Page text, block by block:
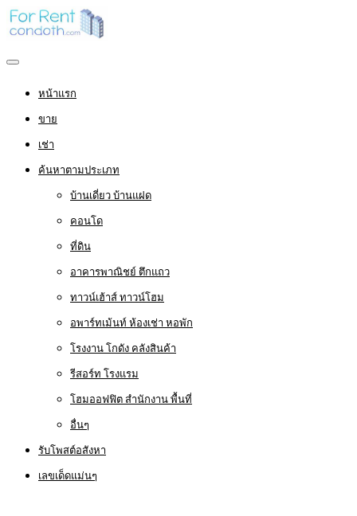
หน้าแรก
ขาย
เช่า
ค้นหาตามประเภท
บ้านเดี่ยว บ้านแฝด
คอนโด
ที่ดิน
อาคารพาณิชย์ ตึกแถว
ทาวน์เฮ้าส์ ทาวน์โฮม
อพาร์ทเม้นท์ ห้องเช่า หอพัก
โรงงาน โกดัง คลังสินค้า
รีสอร์ท โรงแรม
โฮมออฟฟิต สำนักงาน พื้นที่
อื่นๆ
รับโพสต์อสังหา
เลขเด็ดแม่นๆ